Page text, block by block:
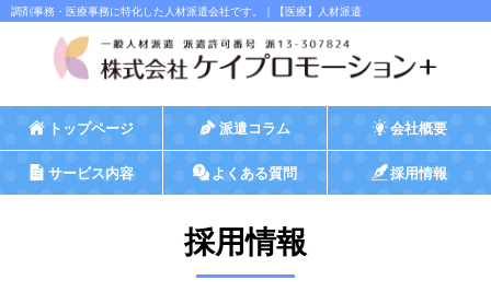
調剤事務・医療事務に特化した人材派遣会社です。｜【医療】人材派遣
トップページ 派遣コラム 会社概要
サービス内容 よくある質問 採用情報
採用情報